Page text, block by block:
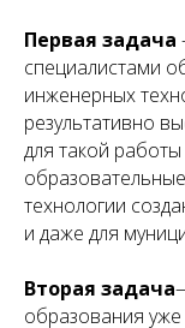
Первая задача
специалистами
инженерных
результативно
для такой
технологии
и даже для
Вторая задача
образования